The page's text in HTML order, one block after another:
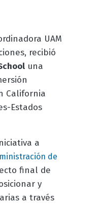
UAM
recibió
una
California
Estados
a
de
final de
y
a través